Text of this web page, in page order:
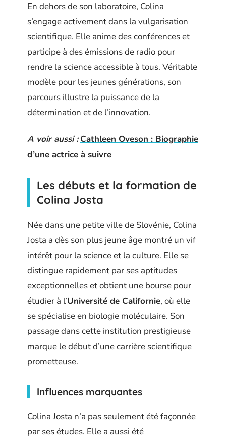
En dehors de son laboratoire, Colina
s’engage activement dans la vulgarisation
scientifique. Elle anime des conférences et
participe à des émissions de radio pour
rendre la science accessible à tous. Véritable
modèle pour les jeunes générations, son
parcours illustre la puissance de la
détermination et de l’innovation.
A voir aussi : Cathleen Oveson : Biographie
d’une actrice à suivre
Les débuts et la formation de
Colina Josta
Née dans une petite ville de Slovénie, Colina
Josta a dès son plus jeune âge montré un vif
intérêt pour la science et la culture. Elle se
distingue rapidement par ses aptitudes
exceptionnelles et obtient une bourse pour
étudier à l’Université de Californie, où elle
se spécialise en biologie moléculaire. Son
passage dans cette institution prestigieuse
marque le début d’une carrière scientifique
prometteuse.
Influences marquantes
Colina Josta n’a pas seulement été façonnée
par ses études. Elle a aussi été